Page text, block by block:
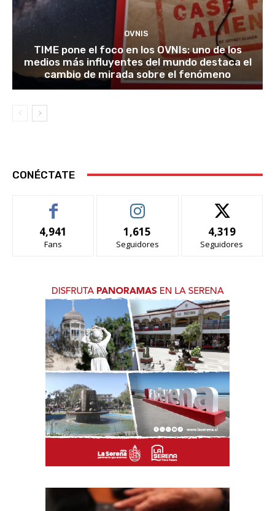
OVNIS
TIME pone el foco en los OVNIs: uno de los
medios más influyentes del mundo destaca el
cambio de mirada sobre el fenómeno
CONÉCTATE
4,941
Fans
1,615
Seguidores
4,319
Seguidores